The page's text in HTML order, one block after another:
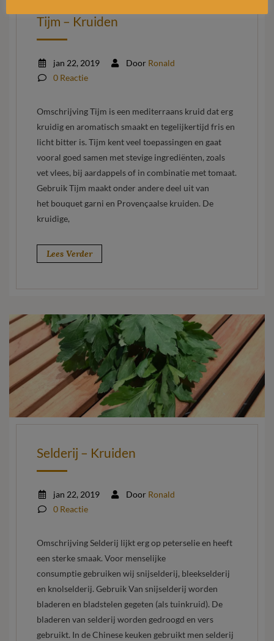
Tijm – Kruiden
jan 22, 2019 Door Ronald
0 Reactie
Omschrijving Tijm is een mediterraans kruid dat erg
kruidig en aromatisch smaakt en tegelijkertijd fris en
licht bitter is. Tijm kent veel toepassingen en gaat
vooral goed samen met stevige ingrediënten, zoals
vet vlees, bij aardappels of in combinatie met tomaat.
Gebruik Tijm maakt onder andere deel uit van
het bouquet garni en Provençaalse kruiden. De
kruidige,
Lees Verder
Selderij – Kruiden
jan 22, 2019 Door Ronald
0 Reactie
Omschrijving Selderij lijkt erg op peterselie en heeft
een sterke smaak. Voor menselijke
consumptie gebruiken wij snijselderij, bleekselderij
en knolselderij. Gebruik Van snijselderij worden
bladeren en bladstelen gegeten (als tuinkruid). De
bladeren van selderij worden gedroogd en vers
gebruikt. In de Chinese keuken gebruikt men selderij